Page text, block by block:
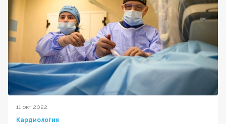
11 окт 2022
Кардиология